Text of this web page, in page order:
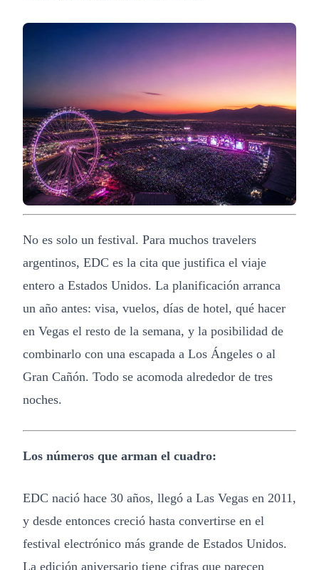
No es solo un festival. Para muchos travelers
argentinos, EDC es la cita que justifica el viaje
entero a Estados Unidos. La planificación arranca
un año antes: visa, vuelos, días de hotel, qué hacer
en Vegas el resto de la semana, y la posibilidad de
combinarlo con una escapada a Los Ángeles o al
Gran Cañón. Todo se acomoda alrededor de tres
noches.
Los números que arman el cuadro:
EDC nació hace 30 años, llegó a Las Vegas en 2011,
y desde entonces creció hasta convertirse en el
festival electrónico más grande de Estados Unidos.
La edición aniversario tiene cifras que parecen